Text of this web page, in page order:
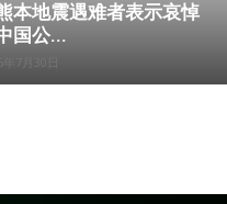
本地震遇难者表示哀悼
国公...
年7月30日